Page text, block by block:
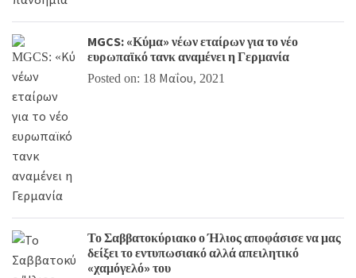
MGCS: «Κύμα» νέων εταίρων για το νέο
ευρωπαϊκό τανκ αναμένει η Γερμανία
Posted on: 18 Μαΐου, 2021
Το Σαββατοκύριακο ο Ήλιος αποφάσισε να μας
δείξει το εντυπωσιακό αλλά απειλητικό
«χαμόγελό» του